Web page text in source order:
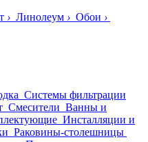
› Линолеум › Обои ›
Системы фильтрации
Смесители Ванны и
Инсталляции и
Раковины-столешницы